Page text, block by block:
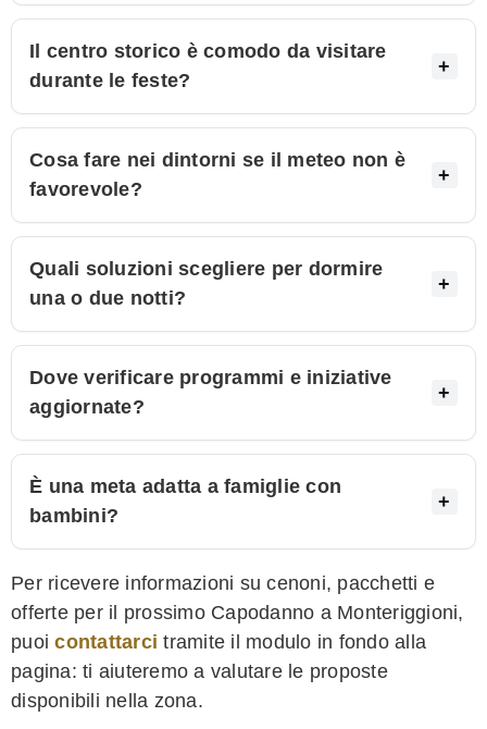
Il centro storico è comodo da visitare
durante le feste?
Cosa fare nei dintorni se il meteo non è
favorevole?
Quali soluzioni scegliere per dormire
una o due notti?
Dove verificare programmi e iniziative
aggiornate?
È una meta adatta a famiglie con
bambini?
Per ricevere informazioni su cenoni, pacchetti e
offerte per il prossimo Capodanno a Monteriggioni,
puoicontattarci tramite il modulo in fondo alla
pagina: ti aiuteremo a valutare le proposte
disponibili nella zona.